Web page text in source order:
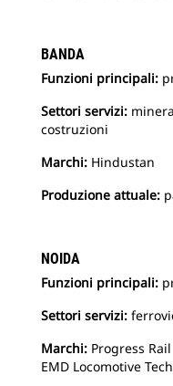
BANDA
Funzioni principali:
Settori servizi:
costruzioni
Marchi: Hindustan
Produzione attuale:
NOIDA
Funzioni principali:
Settori servizi:
Marchi: Progress
EMD Locomotive